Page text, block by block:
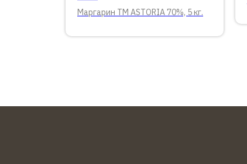
Маргарин ТМ ASTORIA 70%, 5 кг.